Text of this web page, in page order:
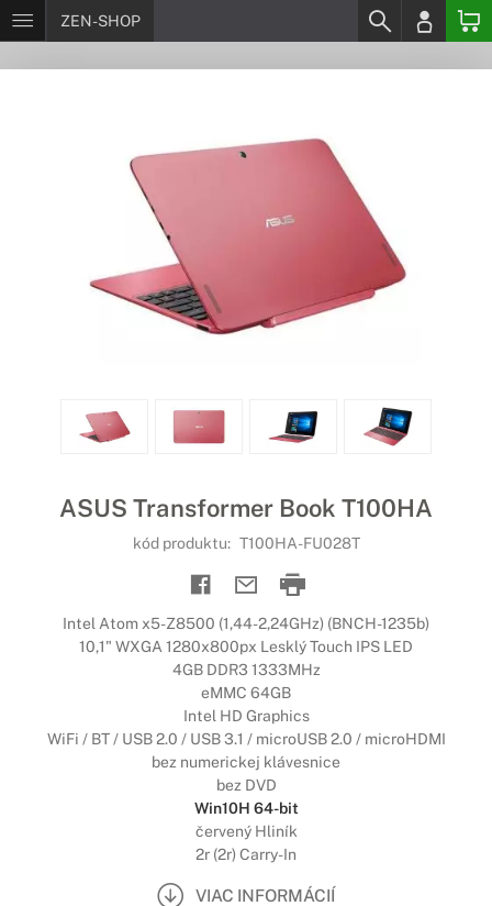
ZEN-SHOP
ASUS Transformer Book T100HA
kód produktu: T100HA-FU028T
Intel Atom x5-Z8500 (1,44-2,24GHz) (BNCH-1235b)
10,1" WXGA 1280x800px Lesklý Touch IPS LED
4GB DDR3 1333MHz
eMMC 64GB
Intel HD Graphics
WiFi / BT / USB 2.0 / USB 3.1 / microUSB 2.0 / microHDMI
bez numerickej klávesnice
bez DVD
Win10H 64-bit
červený Hliník
2r (2r) Carry-In
VIAC INFORMÁCIÍ